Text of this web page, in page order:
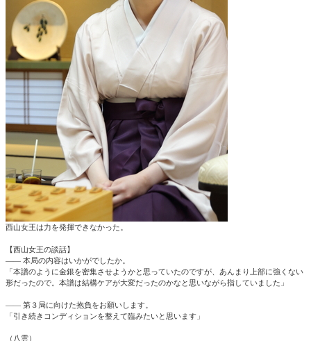
西山女王は力を発揮できなかった。
【西山女王の談話】
―― 本局の内容はいかがでしたか。
「本譜のように金銀を密集させようかと思っていたのですが、あんまり上部に強くない
形だったので。本譜は結構ケアが大変だったのかなと思いながら指していました」
―― 第３局に向けた抱負をお願いします。
「引き続きコンディションを整えて臨みたいと思います」
（八雲）